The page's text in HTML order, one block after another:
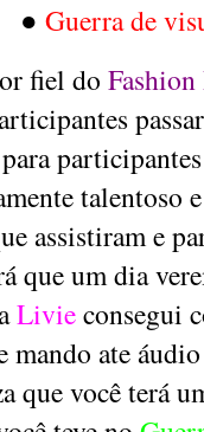
● Guerra de
fiel do Fashion
talentoso
assistiram e
que um dia
Livieconsegui
mando ate
que você terá